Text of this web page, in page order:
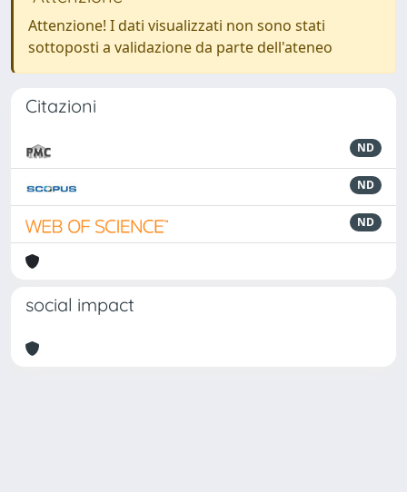
Attenzione! I dati visualizzati non sono stati
sottoposti a validazione da parte dell'ateneo
Citazioni
ND
ND
ND
social impact